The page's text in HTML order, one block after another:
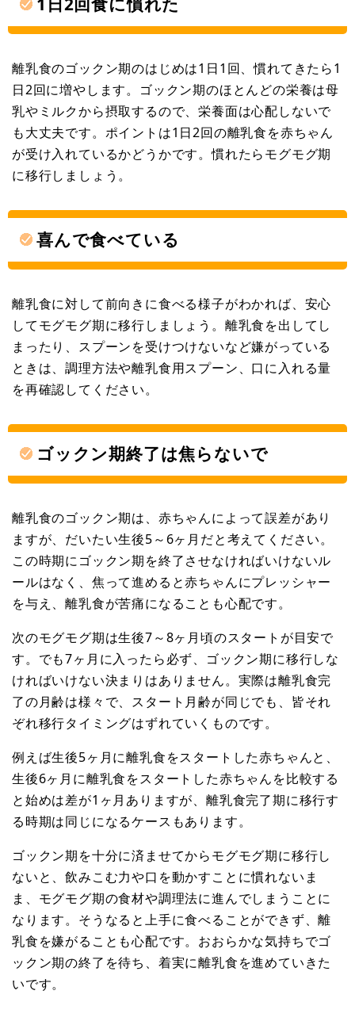
離乳食のゴックン期のはじめは1日1回、慣れてきたら1
日2回に増やします。ゴックン期のほとんどの栄養は母
乳やミルクから摂取するので、栄養面は心配しないで
も大丈夫です。ポイントは1日2回の離乳食を赤ちゃん
が受け入れているかどうかです。慣れたらモグモグ期
に移行しましょう。
喜んで食べている
離乳食に対して前向きに食べる様子がわかれば、安心
してモグモグ期に移行しましょう。離乳食を出してし
まったり、スプーンを受けつけないなど嫌がっている
ときは、調理方法や離乳食用スプーン、口に入れる量
を再確認してください。
ゴックン期終了は焦らないで
離乳食のゴックン期は、赤ちゃんによって誤差があり
ますが、だいたい生後5～6ヶ月だと考えてください。
この時期にゴックン期を終了させなければいけないル
ールはなく、焦って進めると赤ちゃんにプレッシャー
を与え、離乳食が苦痛になることも心配です。
次のモグモグ期は生後7～8ヶ月頃のスタートが目安で
す。でも7ヶ月に入ったら必ず、ゴックン期に移行しな
ければいけない決まりはありません。実際は離乳食完
了の月齢は様々で、スタート月齢が同じでも、皆それ
ぞれ移行タイミングはずれていくものです。
例えば生後5ヶ月に離乳食をスタートした赤ちゃんと、
生後6ヶ月に離乳食をスタートした赤ちゃんを比較する
と始めは差が1ヶ月ありますが、離乳食完了期に移行す
る時期は同じになるケースもあります。
ゴックン期を十分に済ませてからモグモグ期に移行し
ないと、飲みこむ力や口を動かすことに慣れないま
ま、モグモグ期の食材や調理法に進んでしまうことに
なります。そうなると上手に食べることができず、離
乳食を嫌がることも心配です。おおらかな気持ちでゴ
ックン期の終了を待ち、着実に離乳食を進めていきた
いです。